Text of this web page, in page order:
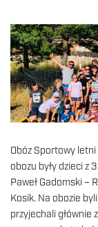
Obóz Sportowy
obozu były dzieci z
Paweł Gadomski –
Kosik. Na obozie
przyjechali głównie